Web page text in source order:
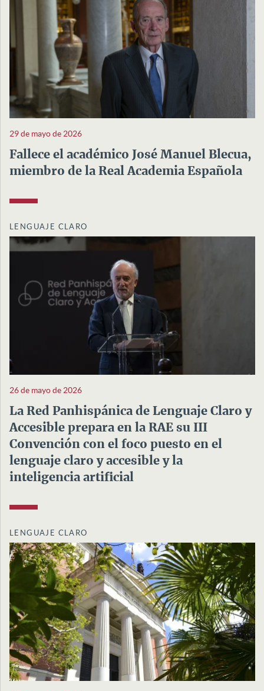
29 de mayo de 2026
Fallece el académico José Manuel Blecua,
miembro de la Real Academia Española
LENGUAJE CLARO
26 de mayo de 2026
La Red Panhispánica de Lenguaje Claro y
Accesible prepara en la RAE su III
Convención con el foco puesto en el
lenguaje claro y accesible y la
inteligencia artificial
LENGUAJE CLARO